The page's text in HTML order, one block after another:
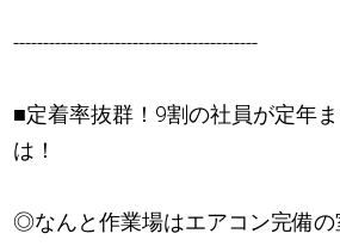
-----------------------------------------
■定着率抜群！9割の社員が定年
は！
◎なんと作業場はエアコン完備の